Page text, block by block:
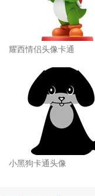
耀西情侣头像卡通
小黑狗卡通头像